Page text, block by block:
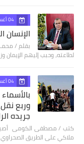
04 أغسطس 2026
الإنسان
بقلم /
لطاعته، وحبب إليهم
04 أغسطس 2026
وربع
جريده
ملاكي على الطريق